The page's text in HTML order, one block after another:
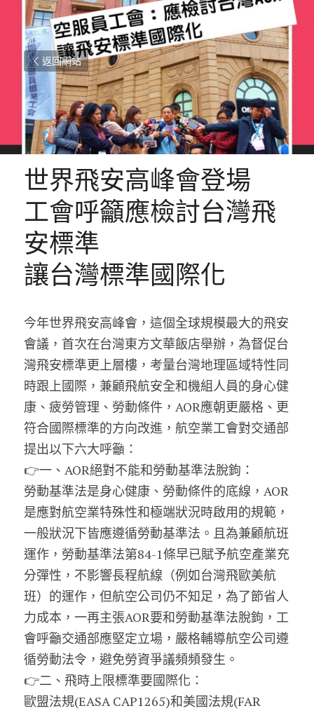
返回網站
世界飛安高峰會登場
工會呼籲應檢討台灣飛
安標準
讓台灣標準國際化
今年世界飛安高峰會，這個全球規模最大的飛安
會議，首次在台灣東方文華飯店舉辦，為督促台
灣飛安標準更上層樓，考量台灣地理區域特性同
時跟上國際，兼顧飛航安全和機組人員的身心健
康、疲勞管理、勞動條件，AOR應朝更嚴格、更
符合國際標準的方向改進，航空業工會對交通部
提出以下六大呼籲：
👉一、AOR絕對不能和勞動基準法脫鉤：
勞動基準法是身心健康、勞動條件的底線，AOR
是應對航空業特殊性和極端狀況時啟用的規範，
一般狀況下皆應遵循勞動基準法。且為兼顧航班
運作，勞動基準法第84-1條早已賦予航空產業充
分彈性，不影響長程航線（例如台灣飛歐美航
班）的運作，但航空公司仍不知足，為了節省人
力成本，一再主張AOR要和勞動基準法脫鉤，工
會呼籲交通部應堅定立場，嚴格輔導航空公司遵
循勞動法令，避免勞資爭議頻頻發生。
👉二、飛時上限標準要國際化：
歐盟法規(EASA CAP1265)和美國法規(FAR